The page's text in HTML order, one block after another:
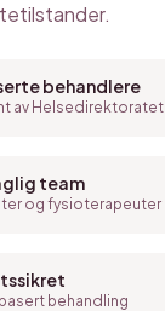
behandlere
av Helsedirektoratet
team
og fysioterapeuter
behandling